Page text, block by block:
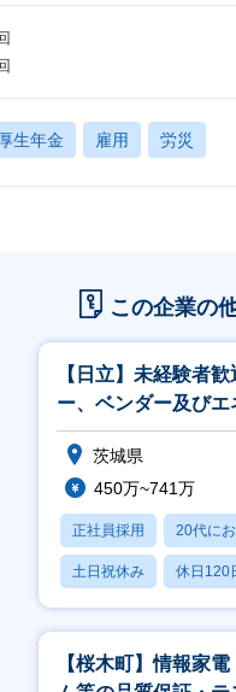
厚生年金 雇用 労災
この企業の
【日立】未経験者
ー、ベンダー及び
官公庁向けの営業
茨城県
450万~741万
正社員採用 20代に
土日祝休み 休日120
産休・育休あり
【桜木町】情報家